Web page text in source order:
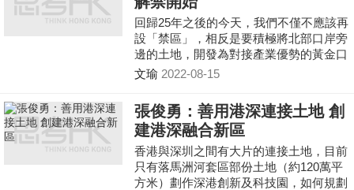
回歸25年之後的今天，我們不僅不應該再
設「禁區」，相反是要積極將北部口岸旁
邊的土地，開發為對接產業優勢的黃金口
岸經濟帶。「禁區」的角色早就不合時
文瑜 2022-08-15
張俊勇：善用港深連接土地 創
建港深融合新區
香港與深圳之間有大片的連接土地，目前
只有落馬洲河套區部份土地（約120萬平
方米）劃作深港創新及科技園，如何規劃